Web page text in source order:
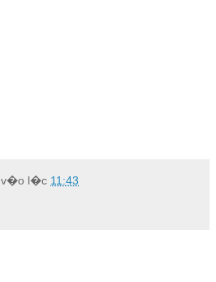
v�o l�c 11:43